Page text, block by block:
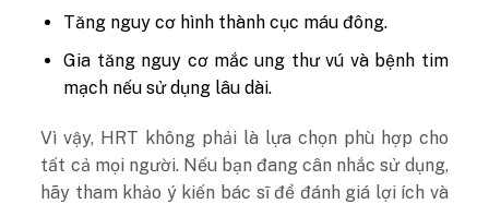
Tăng nguy cơ hình thành cục máu đông.
Gia tăng nguy cơ mắc ung thư vú và bệnh tim
mạch nếu sử dụng lâu dài.
Vì vậy, HRT không phải là lựa chọn phù hợp cho
tất cả mọi người. Nếu bạn đang cân nhắc sử dụng,
hãy tham khảo ý kiến bác sĩ để đánh giá lợi ích và